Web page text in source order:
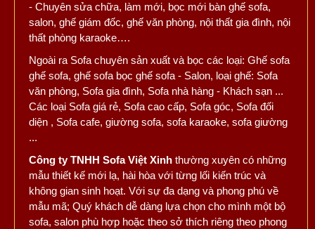
- Chuyên sửa chữa, làm mới, bọc mới bàn ghế sofa,
salon, ghế giám đốc, ghế văn phòng, nội thất gia đình, nội
thất phòng karaoke….
Ngoài ra Sofa chuyên sản xuất và bọc các loại: Ghế sofa
ghế sofa, ghế sofa bọc ghế sofa - Salon, loại ghế: Sofa
văn phòng, Sofa gia đình, Sofa nhà hàng - Khách sạn ...
Các loại Sofa giá rẻ, Sofa cao cấp, Sofa góc, Sofa đối
diện , Sofa cafe, giường sofa, sofa karaoke, sofa giường
...
Công ty TNHH Sofa Việt Xinh thường xuyên có những
mẫu thiết kế mới lạ, hài hòa với từng lối kiến trúc và
không gian sinh hoạt. Với sự đa dạng và phong phú về
mẫu mã; Quý khách dễ dàng lựa chọn cho mình một bộ
sofa, salon phù hợp hoặc theo sở thích riêng theo phong